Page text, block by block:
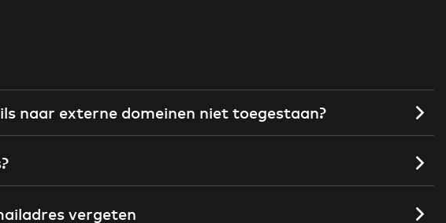
naar externe domeinen niet toegestaan?
vergeten